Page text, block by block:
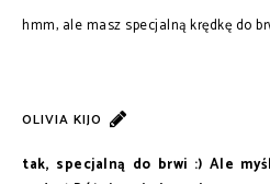
hmm, ale masz specjalną krędkę do
OLIVIA KIJO
tak, specjalną do brwi :) Ale